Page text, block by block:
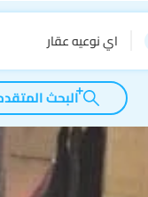
اي نوعيه عقار
البحث